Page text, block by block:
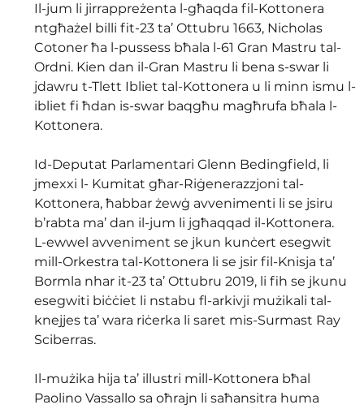
Il-jum li jirrappreżenta l-għaqda fil-Kottonera
ntgħażel billi fit-23 ta’ Ottubru 1663, Nicholas
Cotoner ħa l-pussess bħala l-61 Gran Mastru tal-
Ordni. Kien dan il-Gran Mastru li bena s-swar li
jdawru t-Tlett Ibliet tal-Kottonera u li minn ismu l-
ibliet fi ħdan is-swar baqgħu magħrufa bħala l-
Kottonera.
Id-Deputat Parlamentari Glenn Bedingfield, li
jmexxi l- Kumitat għar-Riġenerazzjoni tal-
Kottonera, ħabbar żewġ avvenimenti li se jsiru
b’rabta ma’ dan il-jum li jgħaqqad il-Kottonera.
L-ewwel avveniment se jkun kunċert esegwit
mill-Orkestra tal-Kottonera li se jsir fil-Knisja ta’
Bormla nhar it-23 ta’ Ottubru 2019, li fih se jkunu
esegwiti biċċiet li nstabu fl-arkivji mużikali tal-
knejjes ta’ wara riċerka li saret mis-Surmast Ray
Sciberras.
Il-mużika hija ta’ illustri mill-Kottonera bħal
Paolino Vassallo sa oħrajn li saħansitra huma